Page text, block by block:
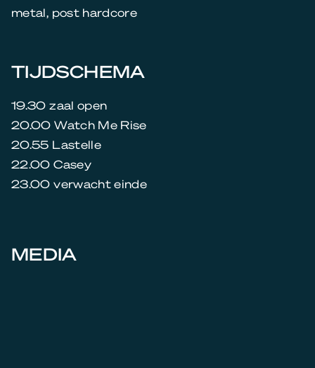
metal, post hardcore
TIJDSCHEMA
19.30 zaal open
20.00 Watch Me Rise
20.55 Lastelle
22.00 Casey
23.00 verwacht einde
MEDIA